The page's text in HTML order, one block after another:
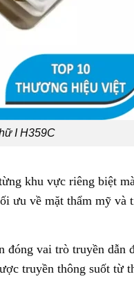
I H359C
khu vực riêng biệt
ưu về mặt thẩm mỹ và
vai trò truyền dẫn
truyền thông suốt từ